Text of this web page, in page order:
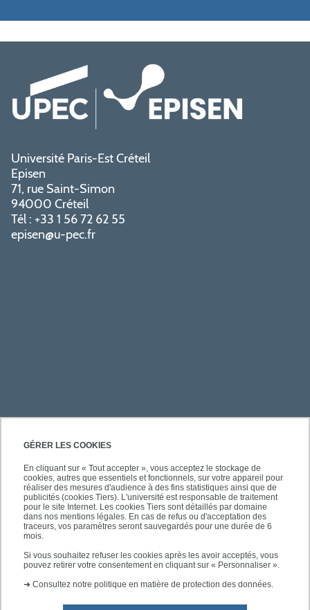
GÉRER LES COOKIES
En cliquant sur « Tout accepter », vous acceptez le stockage de
cookies, autres que essentiels et fonctionnels, sur votre appareil pour
réaliser des mesures d'audience à des fins statistiques ainsi que de
publicités (cookies Tiers). L'université est responsable de traitement
pour le site Internet. Les cookies Tiers sont détaillés par domaine
dans nos mentions légales. En cas de refus ou d'acceptation des
traceurs, vos paramètres seront sauvegardés pour une durée de 6
mois.
Si vous souhaitez refuser les cookies après les avoir acceptés, vous
pouvez retirer votre consentement en cliquant sur « Personnaliser ».
➜ Consultez notre politique en matière de protection des données.
Université Paris-Est Créteil
Episen
71, rue Saint-Simon
94000 Créteil
Tél : +33 1 56 72 62 55
episen@u-pec.fr
PRATIQUE
ACCÈS RAPIDES
SUIVEZ L'UPEC